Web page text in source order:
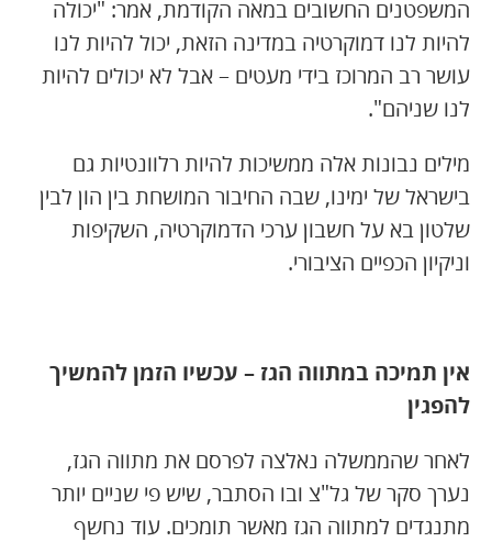
המשפטנים החשובים במאה הקודמת, אמר: "יכולה
להיות לנו דמוקרטיה במדינה הזאת, יכול להיות לנו
עושר רב המרוכז בידי מעטים – אבל לא יכולים להיות
לנו שניהם".
מילים נבונות אלה ממשיכות להיות רלוונטיות גם
בישראל של ימינו, שבה החיבור המושחת בין הון לבין
שלטון בא על חשבון ערכי הדמוקרטיה, השקיפות
וניקיון הכפיים הציבורי.
אין תמיכה במתווה הגז – עכשיו הזמן להמשיך
להפגין
לאחר שהממשלה נאלצה לפרסם את מתווה הגז,
נערך סקר של גל"צ ובו הסתבר, שיש פי שניים יותר
מתנגדים למתווה הגז מאשר תומכים. עוד נחשף